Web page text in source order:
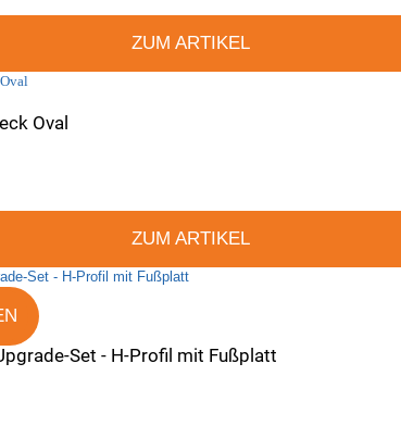
ZUM ARTIKEL
Oval
ZUM ARTIKEL
Set - H-Profil mit Fußplatt